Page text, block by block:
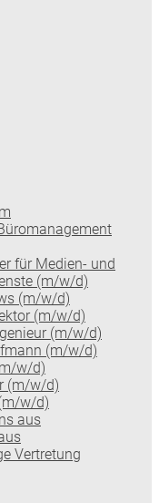
für Medien- und
(m/w/d)
(m/w/d)
(m/w/d)
(m/w/d)
(m/w/d)
w/d)
(m/w/d)
w/d)
aus
Vertretung